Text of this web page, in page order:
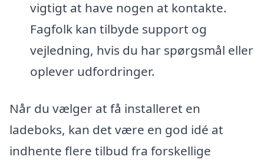
vigtigt at have nogen at kontakte.
Fagfolk kan tilbyde support og
vejledning, hvis du har spørgsmål eller
oplever udfordringer.
Når du vælger at få installeret en
ladeboks, kan det være en god idé at
indhente flere tilbud fra forskellige